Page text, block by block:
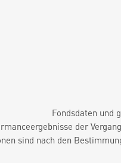
Fondsdaten und
der
sind nach den